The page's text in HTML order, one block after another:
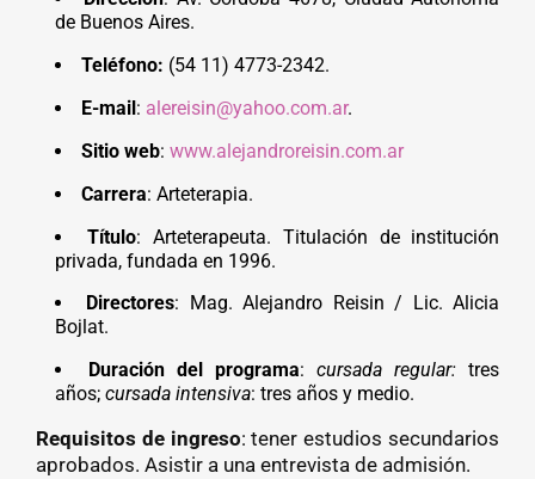
de Buenos Aires.
Teléfono: (54 11) 4773-2342.
E-mail: alereisin@yahoo.com.ar.
Sitio web: www.alejandroreisin.com.ar
Carrera: Arteterapia.
Título: Arteterapeuta. Titulación de institución
privada, fundada en 1996.
Directores: Mag. Alejandro Reisin / Lic. Alicia
Bojlat.
Duración del programa:cursada regular: tres
años; cursada intensiva: tres años y medio.
Requisitos de ingreso: tener estudios secundarios
aprobados. Asistir a una entrevista de admisión.